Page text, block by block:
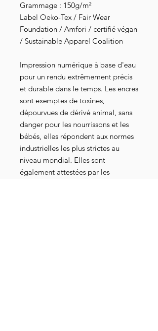
Grammage : 150g/m²
Label Oeko-Tex / Fair Wear
Foundation / Amfori / certifié végan
/ Sustainable Apparel Coalition
Impression numérique à base d'eau
pour un rendu extrêmement précis
et durable dans le temps. Les encres
sont exemptes de toxines,
dépourvues de dérivé animal, sans
danger pour les nourrissons et les
bébés, elles répondent aux normes
industrielles les plus strictes au
niveau mondial. Elles sont
également attestées par les